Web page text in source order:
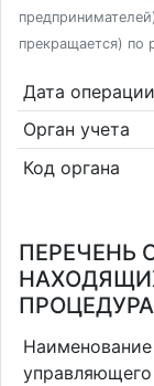
прекращается) по
Дата операции
Орган учета
Код органа
ПЕРЕЧЕНЬ
Наименование
управляющего